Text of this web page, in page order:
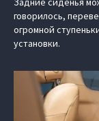
говорилось,
огромной
установки.